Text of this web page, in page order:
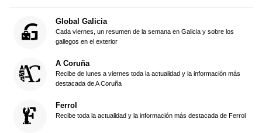
Global Galicia
Cada viernes, un resumen de la semana en Galicia y sobre los
gallegos en el exterior
A Coruña
Recibe de lunes a viernes toda la actualidad y la información más
destacada de A Coruña
Ferrol
Recibe toda la actualidad y la información más destacada de Ferrol